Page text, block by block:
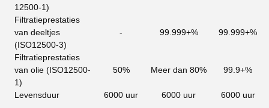
12500-1)
Filtratieprestaties
van deeltjes
(ISO12500-3)
- 99.999+% 99.999+%
Filtratieprestaties
van olie (ISO12500-
1)
50% Meer dan 80% 99.9+%
Levensduur 6000 uur 6000 uur 6000 uur